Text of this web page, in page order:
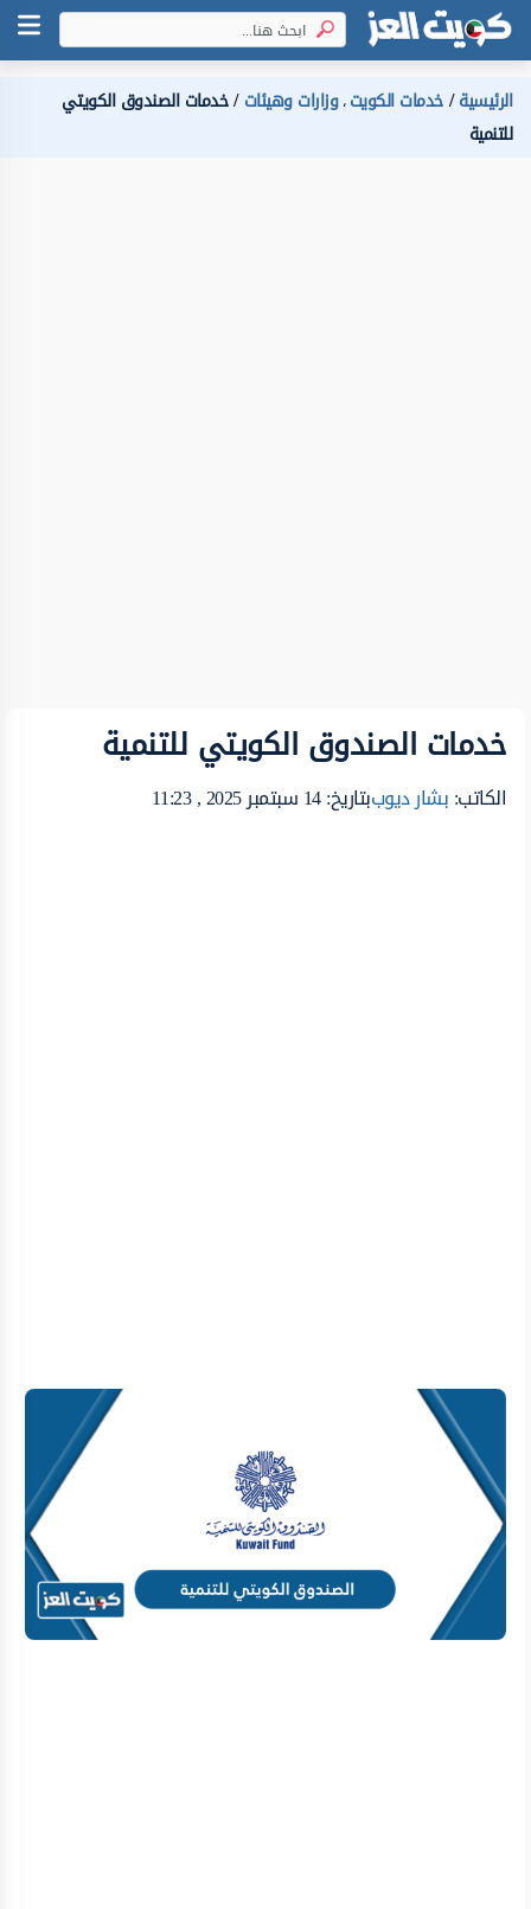
الرئيسية خدمات الكويت،وزارات وهيئات خدمات الصندوق الكويتي
للتنمية
خدمات الصندوق الكويتي للتنمية
الكاتب:بشار ديوببتاريخ: 14 سبتمبر 2025 , 11:23